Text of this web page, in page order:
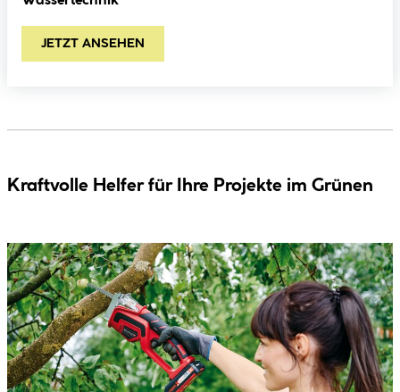
JETZT ANSEHEN
Kraftvolle Helfer für Ihre Projekte im Grünen